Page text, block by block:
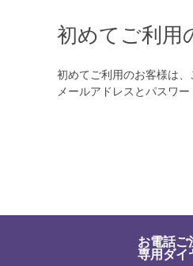
初めてご利用
初めてご利用のお客様は、
メールアドレスとパスワ
お電話ご
専用ダイ